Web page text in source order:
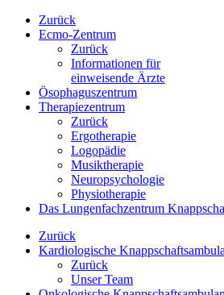
Zurück
Ecmo-Zentrum
Zurück
Informationen für
einweisende Ärzte
Ösophaguszentrum
Therapiezentrum
Zurück
Ergotherapie
Logopädie
Musiktherapie
Neuropsychologie
Physiotherapie
Das Lungenfachzentrum
Zurück
Kardiologische
Zurück
Unser Team